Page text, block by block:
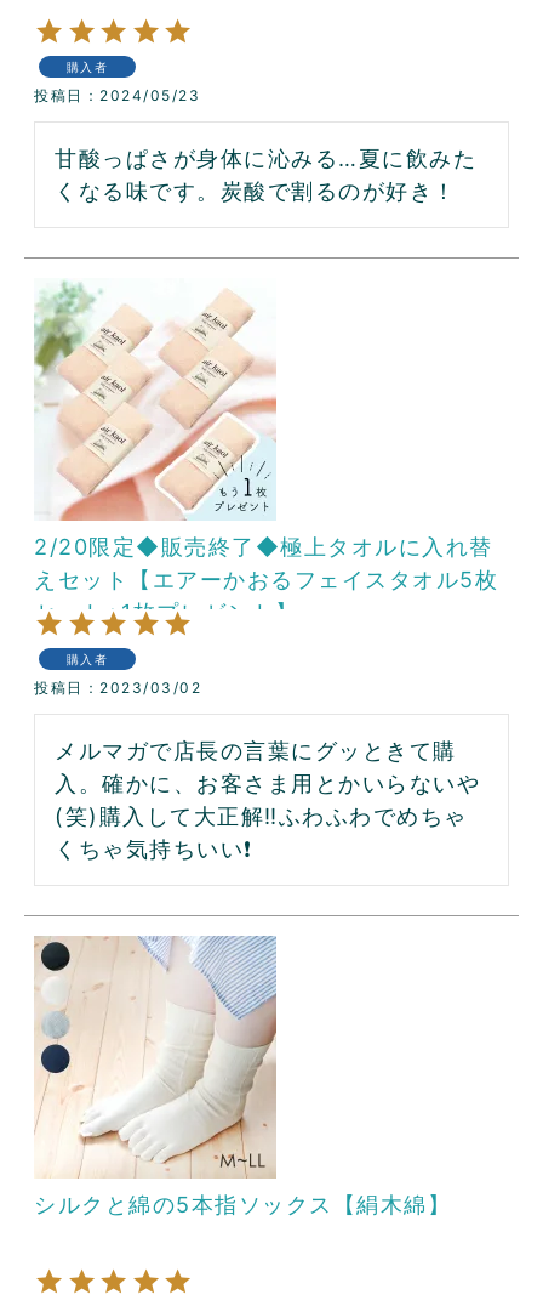
購入者
投稿日 2024/05/23
甘酸っぱさが身体に沁みる…夏に飲みた
くなる味です。炭酸で割るのが好き！
2/20限定◆販売終了◆極上タオルに入れ替
えセット【エアーかおるフェイスタオル5枚
セット+1枚プレゼント】
購入者
投稿日 2023/03/02
メルマガで店長の言葉にグッときて購
入。確かに、お客さま用とかいらないや
(笑)購入して大正解‼️ふわふわでめちゃ
くちゃ気持ちいい❗
シルクと綿の5本指ソックス【絹木綿】